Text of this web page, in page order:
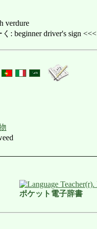
verdure
: beginner driver's sign <<<
ポケット電子辞書